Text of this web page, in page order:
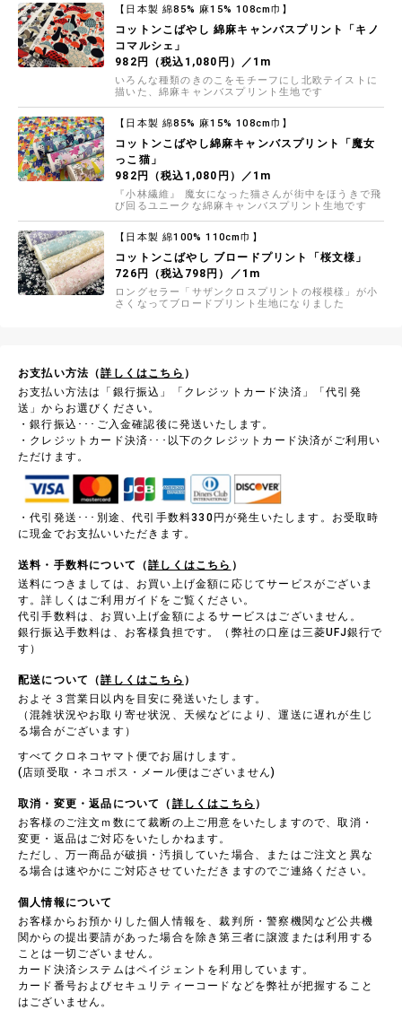
【日本製 綿85% 麻15% 108cm巾】
コットンこばやし 綿麻キャンバスプリント「キノ
コマルシェ」
982円（税込1,080円）／1m
いろんな種類のきのこをモチーフにし北欧テイストに
描いた、綿麻キャンバスプリント生地です
【日本製 綿85% 麻15% 108cm巾】
コットンこばやし綿麻キャンバスプリント「魔女
っこ猫」
982円（税込1,080円）／1m
『小林繊維』 魔女になった猫さんが街中をほうきで飛
び回るユニークな綿麻キャンバスプリント生地です
【日本製 綿100% 110cm巾】
コットンこばやし ブロードプリント「桜文様」
726円（税込798円）／1m
ロングセラー「サザンクロスプリントの桜模様」が小
さくなってブロードプリント生地になりました
お支払い方法（詳しくはこちら ）
お支払い方法は「銀行振込」「クレジットカード決済」「代引発
送」からお選びください。
・銀行振込･･･ご入金確認後に発送いたします。
・クレジットカード決済･･･以下のクレジットカード決済がご利用い
ただけます。
・代引発送･･･別途、代引手数料330円が発生いたします。お受取時
に現金でお支払いいただきます。
送料・手数料について（詳しくはこちら ）
送料につきましては、お買い上げ金額に応じてサービスがございま
す。詳しくはご利用ガイドをご覧ください。
代引手数料は、お買い上げ金額によるサービスはございません。
銀行振込手数料は、お客様負担です。（弊社の口座は三菱UFJ銀行で
す）
配送について（詳しくはこちら ）
およそ３営業日以内を目安に発送いたします。
（混雑状況やお取り寄せ状況、天候などにより、運送に遅れが生じ
る場合がございます）
すべてクロネコヤマト便でお届けします。
(店頭受取・ネコポス・メール便はございません)
取消・変更・返品について（ 詳しくはこちら ）
お客様のご注文ｍ数にて裁断の上ご用意をいたしますので、取消・
変更・返品はご対応をいたしかねます。
ただし、万一商品が破損・汚損していた場合、またはご注文と異な
る場合は速やかにご対応させていただきますのでご連絡ください。
個人情報について
お客様からお預かりした個人情報を、裁判所・警察機関など公共機
関からの提出要請があった場合を除き第三者に譲渡または利用する
ことは一切ございません。
カード決済システムはペイジェントを利用しています。
カード番号およびセキュリティーコードなどを弊社が把握すること
はございません。